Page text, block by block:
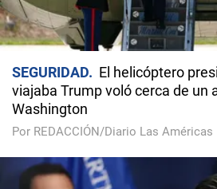
SEGURIDAD
El helicóptero
viajaba Trump voló cerca de un
Washington
Por REDACCIÓN/Diario Las Américas